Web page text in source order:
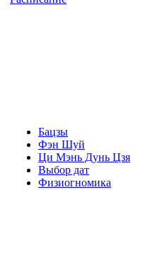
Бацзы
Фэн Шуй
Ци Мэнь Дунь Цзя
Выбор дат
Физиогномика